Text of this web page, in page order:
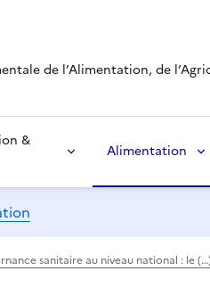
de l’Alimentation, de
&
Alimentation
sanitaire au niveau national : le